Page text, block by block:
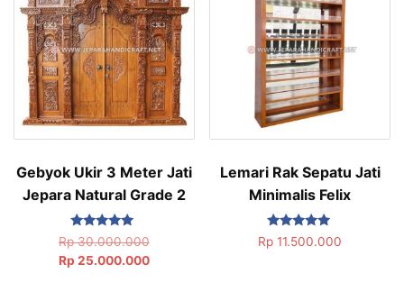
Gebyok Ukir 3 Meter Jati
Jepara Natural Grade 2
Dinilai
5.00
dari 5
Rp30.000.000
Rp 25.000.000
Lemari Rak Sepatu Jati
Minimalis Felix
Dinilai
5.00
Rp 11.500.000